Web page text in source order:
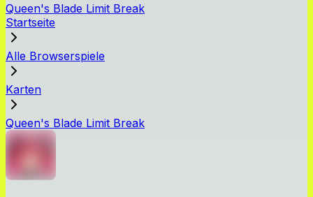
Queen's Blade Limit Break
Startseite
Alle Browserspiele
Karten
Queen's Blade Limit Break